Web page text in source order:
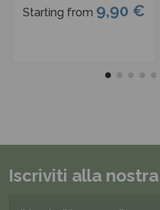
Starting from 9,90 €
Iscriviti alla